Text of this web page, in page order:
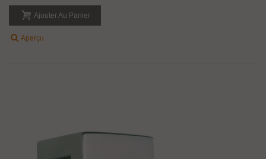
Ajouter Au Panier
Aperçu